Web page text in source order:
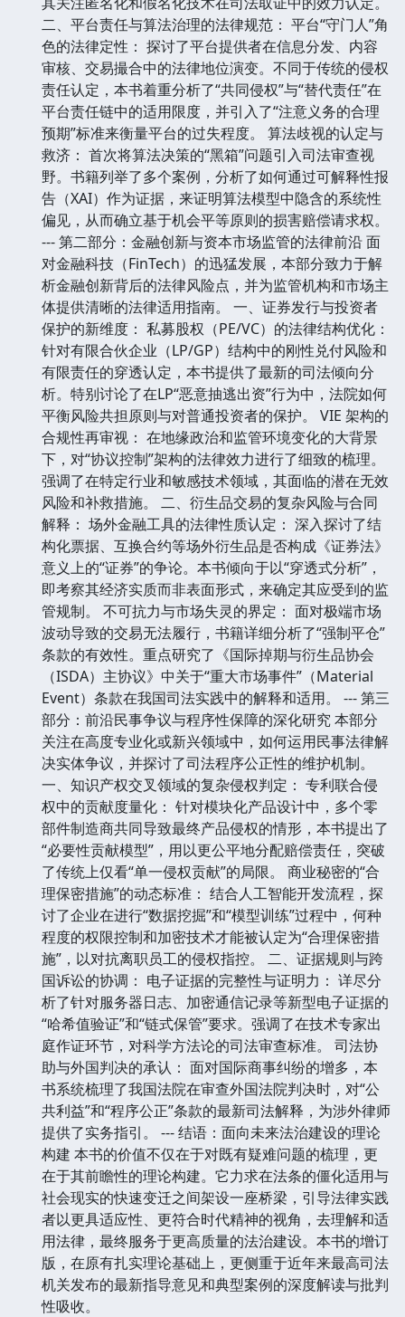
二、平台责任与算法治理的法律规范： 平台“守门人”角
色的法律定性： 探讨了平台提供者在信息分发、内容
审核、交易撮合中的法律地位演变。不同于传统的侵权
责任认定，本书着重分析了“共同侵权”与“替代责任”在
平台责任链中的适用限度，并引入了“注意义务的合理
预期”标准来衡量平台的过失程度。 算法歧视的认定与
救济： 首次将算法决策的“黑箱”问题引入司法审查视
野。书籍列举了多个案例，分析了如何通过可解释性报
告（XAI）作为证据，来证明算法模型中隐含的系统性
偏见，从而确立基于机会平等原则的损害赔偿请求权。
--- 第二部分：金融创新与资本市场监管的法律前沿 面
对金融科技（FinTech）的迅猛发展，本部分致力于解
析金融创新背后的法律风险点，并为监管机构和市场主
体提供清晰的法律适用指南。 一、证券发行与投资者
保护的新维度： 私募股权（PE/VC）的法律结构优化：
针对有限合伙企业（LP/GP）结构中的刚性兑付风险和
有限责任的穿透认定，本书提供了最新的司法倾向分
析。特别讨论了在LP“恶意抽逃出资”行为中，法院如何
平衡风险共担原则与对普通投资者的保护。 VIE 架构的
合规性再审视： 在地缘政治和监管环境变化的大背景
下，对“协议控制”架构的法律效力进行了细致的梳理。
强调了在特定行业和敏感技术领域，其面临的潜在无效
风险和补救措施。 二、衍生品交易的复杂风险与合同
解释： 场外金融工具的法律性质认定： 深入探讨了结
构化票据、互换合约等场外衍生品是否构成《证券法》
意义上的“证券”的争论。本书倾向于以“穿透式分析”，
即考察其经济实质而非表面形式，来确定其应受到的监
管规制。 不可抗力与市场失灵的界定： 面对极端市场
波动导致的交易无法履行，书籍详细分析了“强制平仓”
条款的有效性。重点研究了《国际掉期与衍生品协会
（ISDA）主协议》中关于“重大市场事件”（Material
Event）条款在我国司法实践中的解释和适用。 --- 第三
部分：前沿民事争议与程序性保障的深化研究 本部分
关注在高度专业化或新兴领域中，如何运用民事法律解
决实体争议，并探讨了司法程序公正性的维护机制。
一、知识产权交叉领域的复杂侵权判定： 专利联合侵
权中的贡献度量化： 针对模块化产品设计中，多个零
部件制造商共同导致最终产品侵权的情形，本书提出了
“必要性贡献模型”，用以更公平地分配赔偿责任，突破
了传统上仅看“单一侵权贡献”的局限。 商业秘密的“合
理保密措施”的动态标准： 结合人工智能开发流程，探
讨了企业在进行“数据挖掘”和“模型训练”过程中，何种
程度的权限控制和加密技术才能被认定为“合理保密措
施”，以对抗离职员工的侵权指控。 二、证据规则与跨
国诉讼的协调： 电子证据的完整性与证明力： 详尽分
析了针对服务器日志、加密通信记录等新型电子证据的
“哈希值验证”和“链式保管”要求。强调了在技术专家出
庭作证环节，对科学方法论的司法审查标准。 司法协
助与外国判决的承认： 面对国际商事纠纷的增多，本
书系统梳理了我国法院在审查外国法院判决时，对“公
共利益”和“程序公正”条款的最新司法解释，为涉外律师
提供了实务指引。 --- 结语：面向未来法治建设的理论
构建 本书的价值不仅在于对既有疑难问题的梳理，更
在于其前瞻性的理论构建。它力求在法条的僵化适用与
社会现实的快速变迁之间架设一座桥梁，引导法律实践
者以更具适应性、更符合时代精神的视角，去理解和适
用法律，最终服务于更高质量的法治建设。本书的增订
版，在原有扎实理论基础上，更侧重于近年来最高司法
机关发布的最新指导意见和典型案例的深度解读与批判
性吸收。